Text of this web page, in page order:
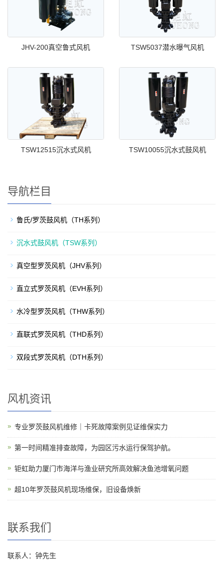
JHV-200真空鲁式风机 TSW5037潜水曝气风机
TSW12515沉水式风机 TSW10055沉水式鼓风机
导航栏目
鲁氏/罗茨鼓风机（TH系列）
沉水式鼓风机（TSW系列）
真空型罗茨风机（JHV系列）
直立式罗茨风机（EVH系列）
水冷型罗茨风机（THW系列）
直联式罗茨风机（THD系列）
双段式罗茨风机（DTH系列）
风机资讯
专业罗茨鼓风机维修｜卡死故障案例见证维保实力
第一时间精准排查故障，为园区污水运行保驾护航。
钜虹助力厦门市海洋与渔业研究所高效解决鱼池增氧问题
超10年罗茨鼓风机现场维保，旧设备焕新
联系我们
联系人：钟先生